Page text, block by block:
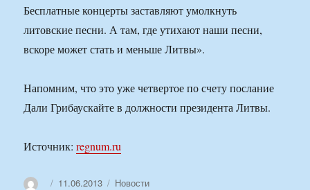
Бесплатные концерты заставляют умолкнуть
литовские песни. А там, где утихают наши песни,
вскоре может стать и меньше Литвы».
Напомним, что это уже четвертое по счету послание
Дали Грибаускайте в должности президента Литвы.
Источник:regnum.ru
АвторОпубликовано
11.06.2013 Рубрики
Новости